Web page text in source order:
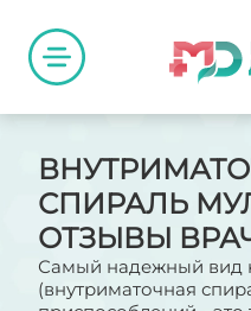
СПИРАЛЬ
ОТЗЫВЫ
Самый надежный вид
(внутриматочная